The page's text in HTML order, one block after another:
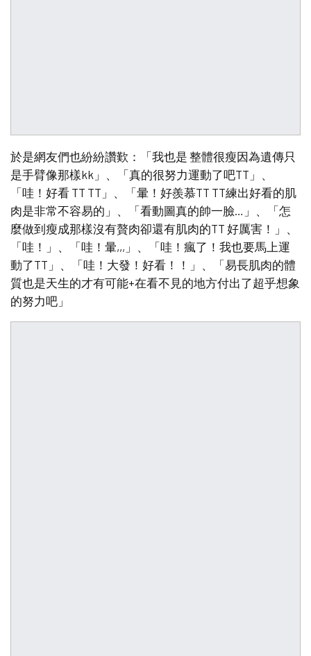
於是網友們也紛紛讚歎：「我也是 整體很瘦因為遺傳只
是手臂像那樣kk」、「真的很努力運動了吧TT」、
「哇！好看 TT TT」、「暈！好羨慕TT TT練出好看的肌
肉是非常不容易的」、「看動圖真的帥一臉…」、「怎
麼做到瘦成那樣沒有贅肉卻還有肌肉的TT 好厲害！」、
「哇！」、「哇！暈,,,」、「哇！瘋了！我也要馬上運
動了TT」、「哇！大發！好看！！」、「易長肌肉的體
質也是天生的才有可能+在看不見的地方付出了超乎想象
的努力吧」